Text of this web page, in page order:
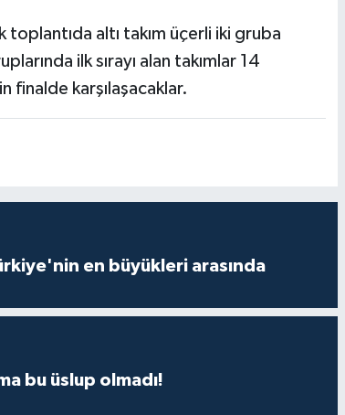
altı takım üçerli iki gruba
ilk sırayı alan takımlar 14
finalde karşılaşacaklar.
en büyükleri arasında
bu üslup olmadı!